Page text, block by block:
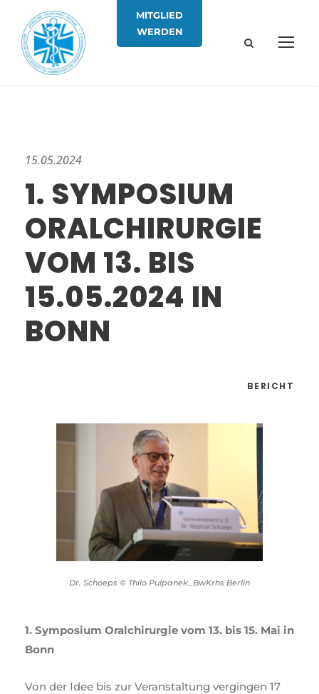
MITGLIED
WERDEN
15.05.2024
1. SYMPOSIUM
ORALCHIRURGIE
VOM 13. BIS
15.05.2024 IN
BONN
BERICHT
Dr. Schoeps © Thilo Pulpanek_BwKrhs Berlin
1. Symposium Oralchirurgie vom 13. bis 15. Mai in
Bonn
Von der Idee bis zur Veranstaltung vergingen 17